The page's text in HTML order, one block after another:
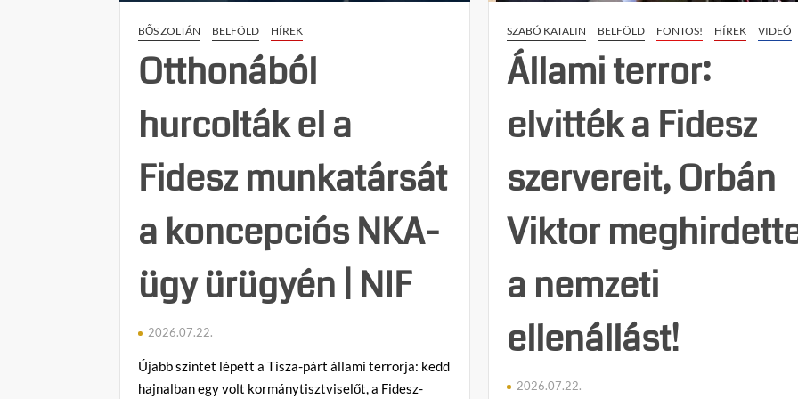
országgyűlés
tiszás
a
Magyarországon
g
z
s
z
BŐS ZOLTÁN BELFÖLD HÍREK
Otthonából
hurcolták el a
Fidesz munkatársát
a koncepciós NKA-
ügy ürügyén | NIF
2026.07.22.
Újabb szintet lépett a Tisza-párt állami terrorja: kedd
hajnalban egy volt kormánytisztviselőt, a Fidesz-
SZABÓ KATALIN BELFÖLD FONTOS! HÍREK VIDEÓ
Állami terror:
elvitték a Fidesz
szervereit, Orbán
Viktor
a nemzeti
ellenállást!
2026.07.22.